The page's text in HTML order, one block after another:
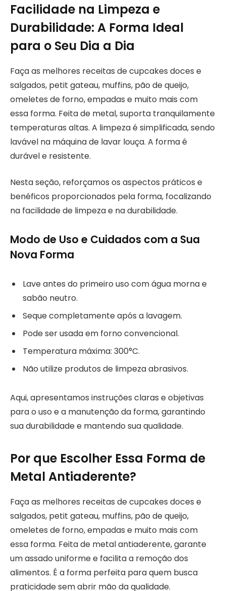
Facilidade na Limpeza e
Durabilidade: A Forma Ideal
para o Seu Dia a Dia
Faça as melhores receitas de cupcakes doces e
salgados, petit gateau, muffins, pão de queijo,
omeletes de forno, empadas e muito mais com
essa forma. Feita de metal, suporta tranquilamente
temperaturas altas. A limpeza é simplificada, sendo
lavável na máquina de lavar louça. A forma é
durável e resistente.
Nesta seção, reforçamos os aspectos práticos e
benéficos proporcionados pela forma, focalizando
na facilidade de limpeza e na durabilidade.
Modo de Uso e Cuidados com a Sua
Nova Forma
Lave antes do primeiro uso com água morna e
sabão neutro.
Seque completamente após a lavagem.
Pode ser usada em forno convencional.
Temperatura máxima: 300°C.
Não utilize produtos de limpeza abrasivos.
Aqui, apresentamos instruções claras e objetivas
para o uso e a manutenção da forma, garantindo
sua durabilidade e mantendo sua qualidade.
Por que Escolher Essa Forma de
Metal Antiaderente?
Faça as melhores receitas de cupcakes doces e
salgados, petit gateau, muffins, pão de queijo,
omeletes de forno, empadas e muito mais com
essa forma. Feita de metal antiaderente, garante
um assado uniforme e facilita a remoção dos
alimentos. É a forma perfeita para quem busca
praticidade sem abrir mão da qualidade.